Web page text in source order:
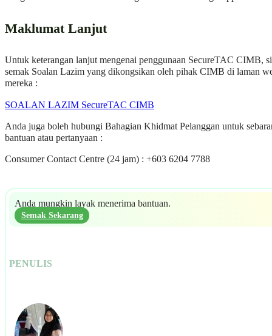
Maklumat Lanjut
Untuk keterangan lanjut mengenai penggunaan SecureTAC CIMB,
semak Soalan Lazim yang dikongsikan oleh pihak CIMB di laman
mereka :
SOALAN LAZIM SecureTAC CIMB
Anda juga boleh hubungi Bahagian Khidmat Pelanggan untuk
bantuan atau pertanyaan :
Consumer Contact Centre (24 jam) : +603 6204 7788
Anda mungkin layak menerima bantuan.
Semak Sekarang
PENULIS